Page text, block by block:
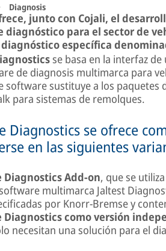
Diagnosis
junto con Cojali, el
diagnóstico para el sector de
específica
se basa en la interfaz
de diagnosis multimarca para
software sustituye a los paquetes
para sistemas de remolques.
Diagnostics se ofrece
en las siguientes
Diagnostics Add-on, que se
multimarca Jaltest
por Knorr-Bremse y
Diagnostics como versión
necesitan una solución para el